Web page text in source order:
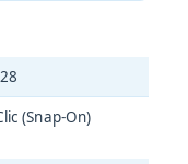
(Snap-On)